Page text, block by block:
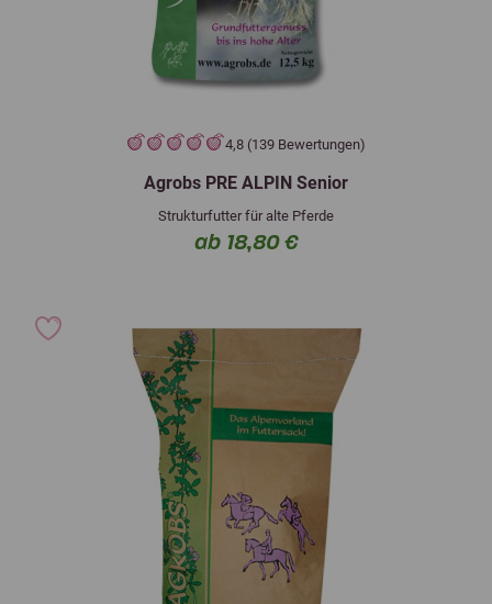
4,8 (139 Bewertungen)
Agrobs PRE ALPIN Senior
Strukturfutter für alte Pferde
ab 18,80 €